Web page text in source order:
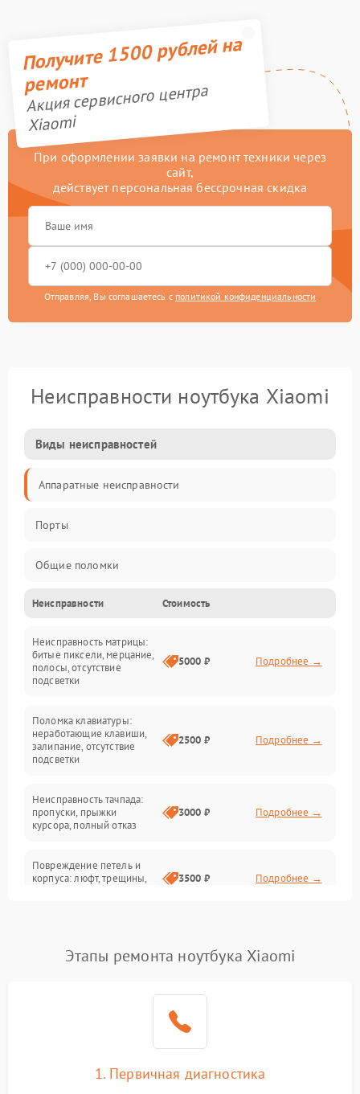
Получите 1500 рублей на
ремонт
Акция сервисного центра
Xiaomi
При оформлении заявки на ремонт техники через
сайт,
действует персональная бессрочная скидка
Отправляя, Вы соглашаетесь с политикой конфиденциальности
Неисправности ноутбука Xiaomi
Виды неисправностей
Аппаратные неисправности
Порты
Общие поломки
Устройства
Программные ошибки
Электрические и системные сбои
Интерфейсные проблемы
Батарея
Сеть и интернет
Неисправности Стоимость
Неисправность матрицы:
битые пиксели, мерцание,
полосы, отсутствие
подсветки
5000 ₽ Подробнее →
Поломка клавиатуры:
неработающие клавиши,
залипание, отсутствие
подсветки
2500 ₽ Подробнее →
Неисправность тачпада:
пропуски, прыжки
курсора, полный отказ
3000 ₽ Подробнее →
Повреждение петель и
корпуса: люфт, трещины,
3500 ₽ Подробнее →
невозможность зарядки,
2500 ₽ Подробнее →
2000 ₽
Перегрев из‑за пыли,
Этапы ремонта ноутбука Xiaomi
1. Первичная диагностика